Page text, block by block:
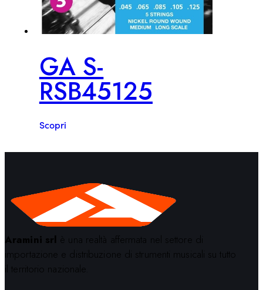
GA S-
RSB45125
Scopri
Aramini srl è una realtà affermata nel settore di
importazione e distribuzione di strumenti musicali su tutto
il territorio nazionale.